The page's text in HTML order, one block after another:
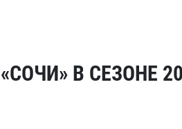
В СЕЗОНЕ